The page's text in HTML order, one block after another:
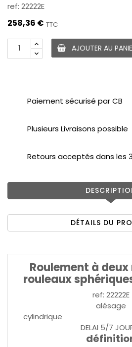
ref: 22222E
258,36 € TTC
AJOUTER AU
Paiement sécurisé par CB
Plusieurs Livraisons possible
Retours acceptés dans les
DÉTAILS DU
Roulement à
rouleaux
ref: 22222E
alésage
DELAI 5/7